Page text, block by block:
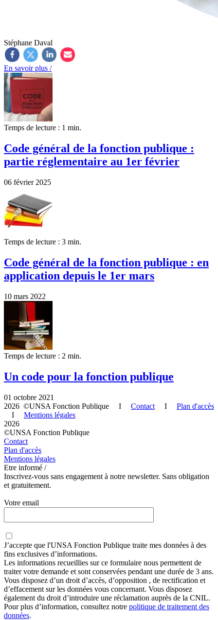
Stéphane Daval
En savoir plus /
Temps de lecture : 1 min.
Code général de la fonction publique :
partie réglementaire au 1er février
06 février 2025
Temps de lecture : 3 min.
Code général de la fonction publique : en
application depuis le 1er mars
10 mars 2022
Temps de lecture : 2 min.
Un code pour la fonction publique
01 octobre 2021
2026 ©UNSA Fonction Publique I Contact I Plan d'accès
I Mentions légales
2026
©UNSA Fonction Publique
Contact
Plan d'accès
Mentions légales
Etre informé /
Inscrivez-vous sans engagement à notre newsletter. Sans obligation
et gratuitement.
Votre email
J’accepte que l'UNSA Fonction Publique traite mes données à des
fins exclusives d’informations.
Les informations recueillies sur ce formulaire nous permettent de
traiter votre demande et sont conservées pendant une durée de 3 ans.
Vous disposez d’un droit d’accès, d’opposition , de rectification et
d’effacement sur les données vous concernant. Vous disposez
également du droit d’introduire une réclamation auprès de la CNIL.
Pour plus d’information, consultez notre politique de traitement des
données.